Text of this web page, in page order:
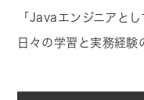
「Javaエンジニアと
日々の学習と実務経験